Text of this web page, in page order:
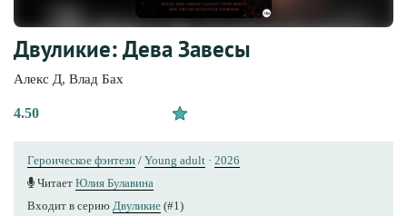
Двуликие: Дева Завесы
Алекс Д, Влад Бах
4.50
Героическое фэнтези / Young adult · 2026
Читает Юлия Булавина
Входит в серию Двуликие (#1)